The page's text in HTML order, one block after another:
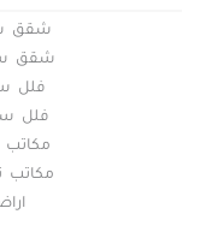
شقق
شقق
فلل
فلل
مكاتب
مكاتب